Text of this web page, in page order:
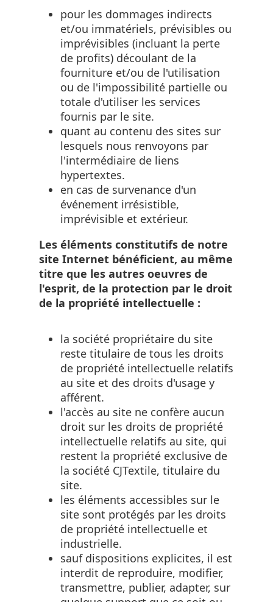
pour les dommages indirects
et/ou immatériels, prévisibles ou
imprévisibles (incluant la perte
de profits) découlant de la
fourniture et/ou de l'utilisation
ou de l'impossibilité partielle ou
totale d'utiliser les services
fournis par le site.
quant au contenu des sites sur
lesquels nous renvoyons par
l'intermédiaire de liens
hypertextes.
en cas de survenance d'un
événement irrésistible,
imprévisible et extérieur.
Les éléments constitutifs de notre
site Internet bénéficient, au même
titre que les autres oeuvres de
l'esprit, de la protection par le droit
de la propriété intellectuelle :
la société propriétaire du site
reste titulaire de tous les droits
de propriété intellectuelle relatifs
au site et des droits d'usage y
afférent.
l'accès au site ne confère aucun
droit sur les droits de propriété
intellectuelle relatifs au site, qui
restent la propriété exclusive de
la société CJTextile, titulaire du
site.
les éléments accessibles sur le
site sont protégés par les droits
de propriété intellectuelle et
industrielle.
sauf dispositions explicites, il est
interdit de reproduire, modifier,
transmettre, publier, adapter, sur